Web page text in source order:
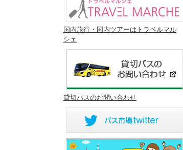
国内旅行・国内ツアーはトラベルマル
シェ
貸切バスのお問い合わせ